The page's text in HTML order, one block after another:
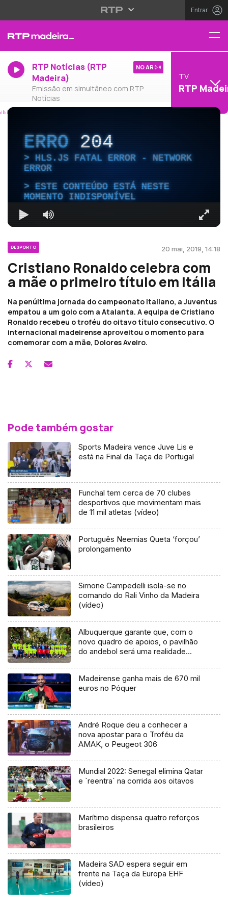
Entrar
RTP Notícias (RTP
Madeira)
Emissão em simultâneo com RTP
Notícias
NO AR
TV
RTP
ERRO204
HLS.JS FATAL ERROR - NETWORK
ERROR
ESTE CONTEÚDO ESTÁ NESTE
MOMENTO INDISPONÍVEL
DESPORTO 20 mai, 2019, 14:18
Cristiano Ronaldo celebra com
a mãe o primeiro título em Itália
Na penúltima jornada do campeonato italiano, a Juventus
empatou a um golo com a Atalanta. A equipa de Cristiano
Ronaldo recebeu o troféu do oitavo título consecutivo. O
internacional madeirense aproveitou o momento para
comemorar com a mãe, Dolores Aveiro.
Pode também gostar
Sports Madeira vence Juve Lis e
está na Final da Taça de Portugal
Funchal tem cerca de 70 clubes
desportivos que movimentam mais
de 11 mil atletas (vídeo)
Português Neemias Queta ‘forçou’
prolongamento
Simone Campedelli isola-se no
comando do Rali Vinho da Madeira
(vídeo)
Albuquerque garante que, com o
novo quadro de apoios, o pavilhão
do andebol será uma realidade
Madeirense ganha mais de 670 mil
euros no Póquer
André Roque deu a conhecer a
nova apostar para o Troféu da
AMAK, o Peugeot 306
Mundial 2022: Senegal elimina Qatar
e `reentra` na corrida aos oitavos
Marítimo dispensa quatro reforços
brasileiros
Madeira SAD espera seguir em
frente na Taça da Europa EHF
(vídeo)